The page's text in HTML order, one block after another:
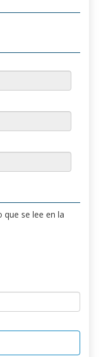
se lee en la